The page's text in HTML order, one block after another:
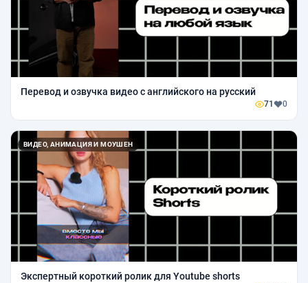
Перевод и озвучка видео с английского на русский
71 0
ВИДЕО, АНИМАЦИЯ И МОУШЕН
Экспертный короткий ролик для Youtube shorts